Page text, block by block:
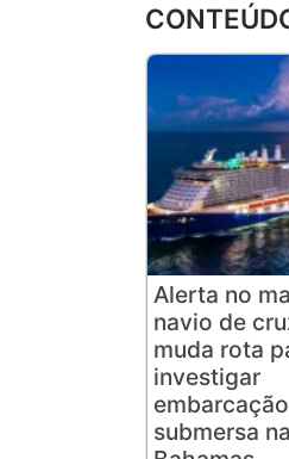
Alerta no
navio de
muda rota
investigar
submersa